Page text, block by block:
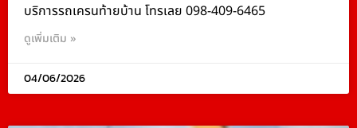
บริการรถเครนท้ายบ้าน โทรเลย 098-409-6465
ดูเพิ่มเติม »
04/06/2026